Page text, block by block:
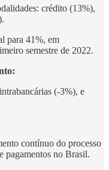
crédito (13%),
para 41%, em
semestre de 2022.
(-3%), e
contínuo do processo
pagamentos no Brasil.